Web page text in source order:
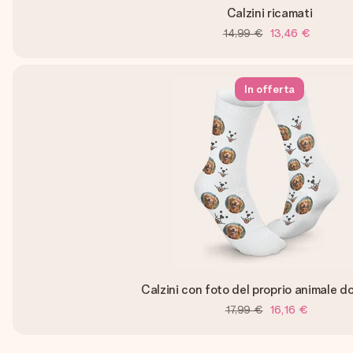
Calzini ricamati
14,99 € 13,46 €
In offerta
Calzini con foto del proprio animale
17,99 € 16,16 €